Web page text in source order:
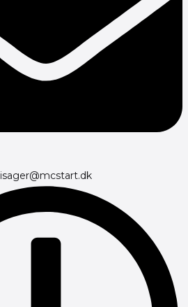
isager@mcstart.dk